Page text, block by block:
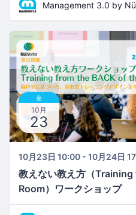
金
10月
23
10月23日 10:00 - 10月24日
教えない教え方（
Room）ワークショップ